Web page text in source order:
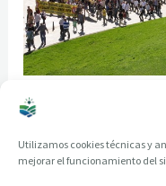
Utilizamos cookies técnicas y
mejorar el funcionamiento del
Marcelino B. Taboada